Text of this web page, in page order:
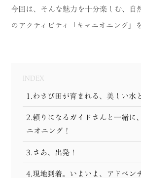
体験 宿
ABOUT
EVENT
COLUMN
今回は、そんな魅力を十分楽しむ、自
のアクティビティ「キャニオニング」
INDEX
1.わさび田が育まれる、美しい水
2.頼りになるガイドさんと一緒に
ニオニング！
3.さあ、出発！
4.現地到着。いよいよ、アドベン